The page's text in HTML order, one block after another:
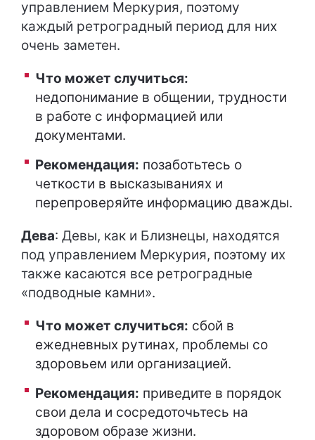
управлением Меркурия, поэтому
каждый ретроградный период для них
очень заметен.
Что может случиться:
недопонимание в общении, трудности
в работе с информацией или
документами.
Рекомендация: позаботьтесь о
четкости в высказываниях и
перепроверяйте информацию дважды.
Дева: Девы, как и Близнецы, находятся
под управлением Меркурия, поэтому их
также касаются все ретроградные
«подводные камни».
Что может случиться: сбой в
ежедневных рутинах, проблемы со
здоровьем или организацией.
Рекомендация: приведите в порядок
свои дела и сосредоточьтесь на
здоровом образе жизни.